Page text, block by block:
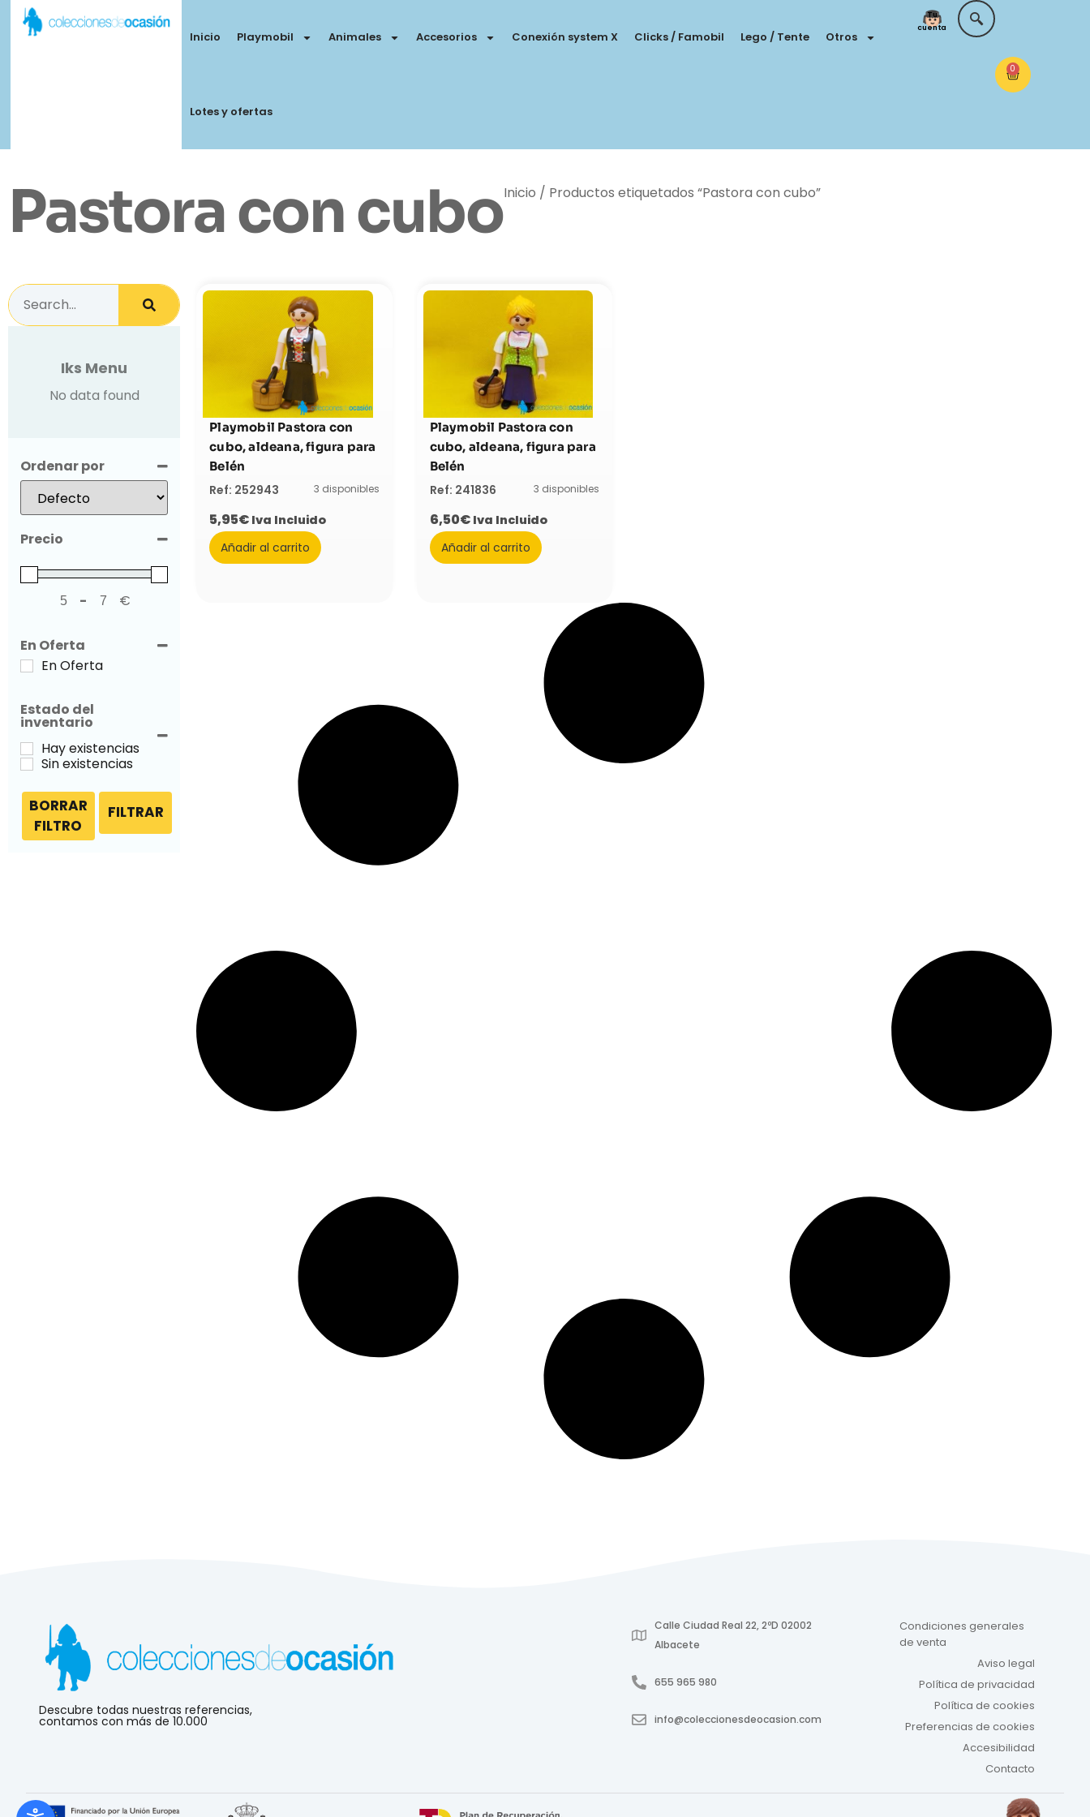
Inicio Playmobil Animales Accesorios Conexión system X Clicks / Famobil Lego / Tente Otros
Lotes y ofertas
Tu
cuenta
0
Pastora con cuboInicio / Productos etiquetados “Pastora con cubo”
Iks Menu
No data found
Ordenar por
Sort Products
Precio
Minimum Price
- Maximum Price
€
En Oferta
En Oferta
Estado del
inventario
Hay existencias
Sin existencias
FILTRAR
BORRAR
FILTRO
Playmobil Pastora con
cubo, aldeana, figura para
Belén
Ref: 252943 3 disponibles
5,95€ Iva Incluido
Añadir al carrito
Playmobil Pastora con
cubo, aldeana, figura para
Belén
Ref: 241836 3 disponibles
6,50€ Iva Incluido
Añadir al carrito
Descubre todas nuestras referencias,
contamos con más de 10.000
Calle Ciudad Real 22, 2ºD 02002
Albacete
655 965 980
info@coleccionesdeocasion.com
Condiciones generales
de venta
Aviso legal
Política de privacidad
Política de cookies
Preferencias de cookies
Accesibilidad
Contacto